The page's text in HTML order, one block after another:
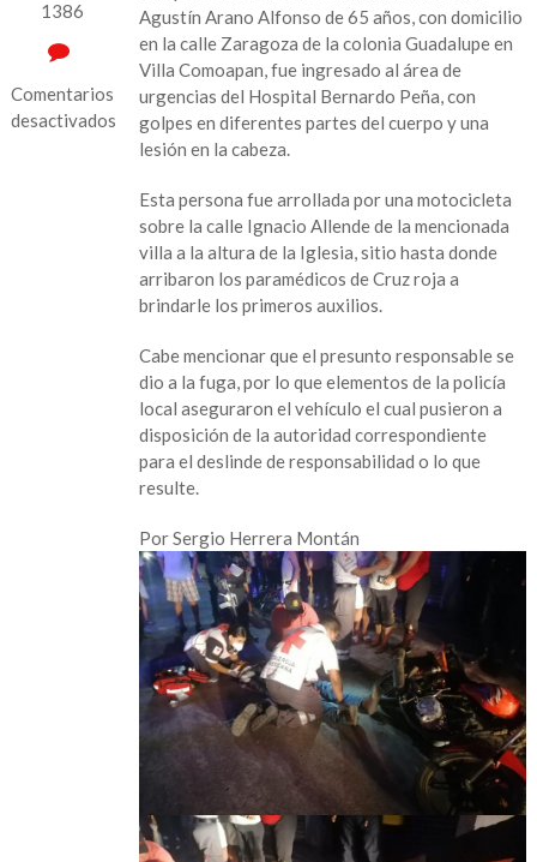
1386
Comentarios
desactivados
Agustín Arano Alfonso de 65 años, con domicilio
en la calle Zaragoza de la colonia Guadalupe en
Villa Comoapan, fue ingresado al área de
urgencias del Hospital Bernardo Peña, con
golpes en diferentes partes del cuerpo y una
lesión en la cabeza.
Esta persona fue arrollada por una motocicleta
sobre la calle Ignacio Allende de la mencionada
villa a la altura de la Iglesia, sitio hasta donde
arribaron los paramédicos de Cruz roja a
brindarle los primeros auxilios.
Cabe mencionar que el presunto responsable se
dio a la fuga, por lo que elementos de la policía
local aseguraron el vehículo el cual pusieron a
disposición de la autoridad correspondiente
para el deslinde de responsabilidad o lo que
resulte.
Por Sergio Herrera Montán